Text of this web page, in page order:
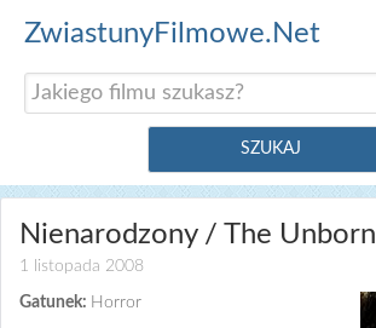
ZwiastunyFilmowe.Net
Nienarodzony / The Unborn
1 listopada 2008
Gatunek: Horror